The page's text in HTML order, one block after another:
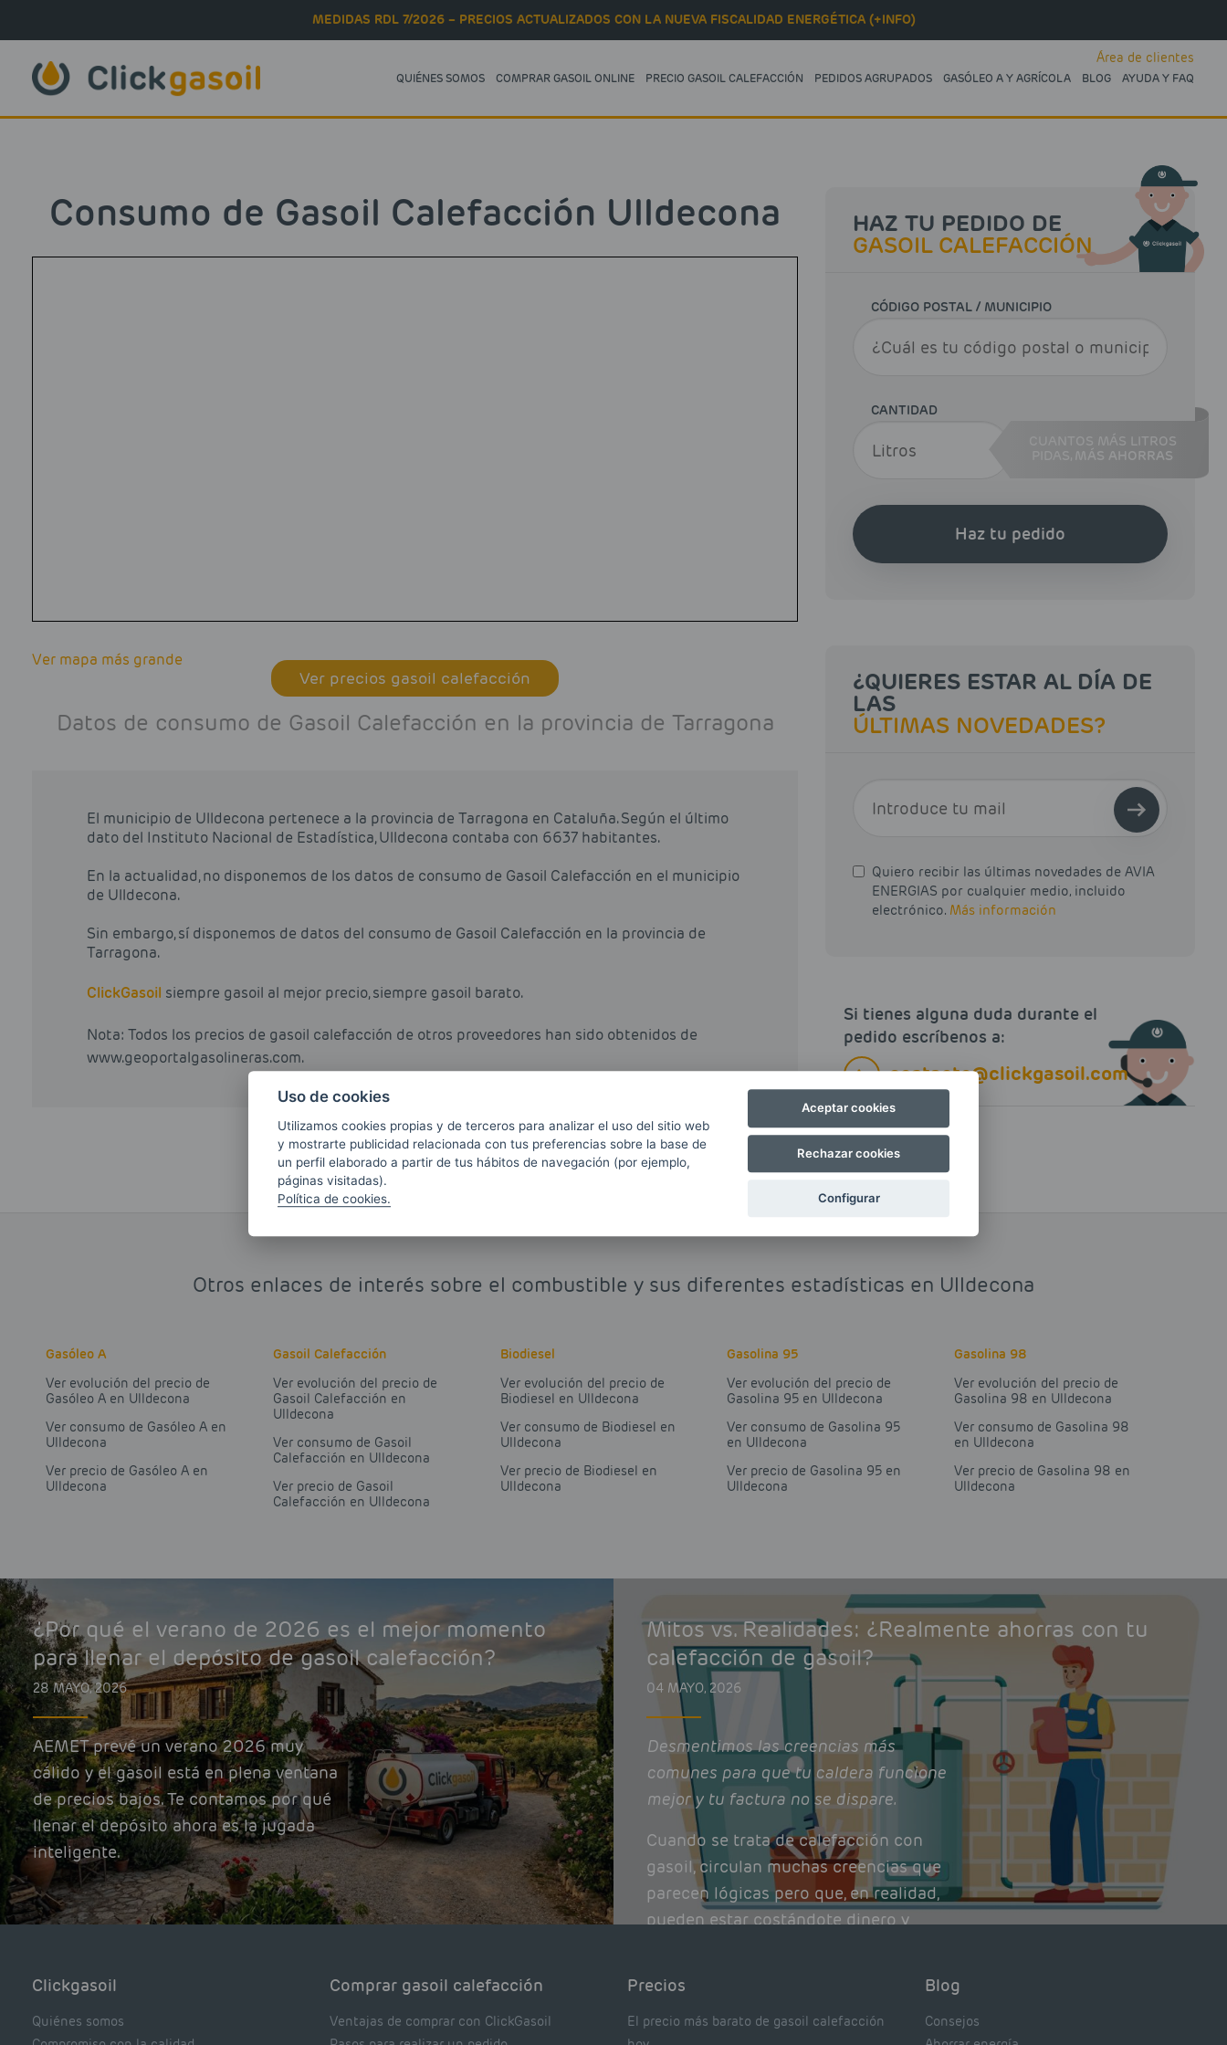
MEDIDAS RDL 7/2026 – PRECIOS ACTUALIZADOS CON LA NUEVA FISCALIDAD ENERGÉTICA (+INFO)
QUIÉNES SOMOS COMPRAR GASOIL ONLINE PRECIO GASOIL CALEFACCIÓN PEDIDOS AGRUPADOS GASÓLEO A Y AGRÍCOLA BLOG AYUDA Y FAQ
Área de clientes
Consumo de Gasoil Calefacción Ulldecona
Ver mapa más grande
Ver precios gasoil calefacción
Datos de consumo de Gasoil Calefacción en la provincia de Tarragona
El municipio de Ulldecona pertenece a la provincia de Tarragona en Cataluña. Según el último
dato del Instituto Nacional de Estadística, Ulldecona contaba con 6637 habitantes.
En la actualidad, no disponemos de los datos de consumo de Gasoil Calefacción en el municipio
de Ulldecona.
Sin embargo, sí disponemos de datos del consumo de Gasoil Calefacción en la provincia de
Tarragona.
ClickGasoil siempre gasoil al mejor precio, siempre gasoil barato.
Nota: Todos los precios de gasoil calefacción de otros proveedores han sido obtenidos de
www.geoportalgasolineras.com.
HAZ TU PEDIDO DE
GASOIL CALEFACCIÓN
CÓDIGO POSTAL / MUNICIPIO
CANTIDAD
CUANTOS MÁS LITROS
MÁS AHORRAS
Haz tu pedido
¿QUIERES ESTAR AL DÍA DE
LAS
ÚLTIMAS NOVEDADES?
Quiero recibir las últimas novedades de AVIA
ENERGIAS por cualquier medio, incluido
electrónico. Más información
Si tienes alguna duda durante el
pedido escríbenos a:
contacto@clickgasoil.com
Otros enlaces de interés sobre el combustible y sus diferentes estadísticas en Ulldecona
Gasóleo A
Ver evolución del precio de
Gasóleo A en Ulldecona
Ver consumo de Gasóleo A en
Ulldecona
Ver precio de Gasóleo A en
Ulldecona
Gasoil Calefacción
Ver evolución del precio de
Gasoil Calefacción en
Ulldecona
Ver consumo de Gasoil
Calefacción en Ulldecona
Ver precio de Gasoil
Calefacción en Ulldecona
Biodiesel
Ver evolución del precio de
Biodiesel en Ulldecona
Ver consumo de Biodiesel en
Ulldecona
Ver precio de Biodiesel en
Ulldecona
Gasolina 95
Ver evolución del precio de
Gasolina 95 en Ulldecona
Ver consumo de Gasolina 95
en Ulldecona
Ver precio de Gasolina 95 en
Ulldecona
Gasolina 98
Ver evolución del precio de
Gasolina 98 en Ulldecona
Ver consumo de Gasolina 98
en Ulldecona
Ver precio de Gasolina 98 en
Ulldecona
¿Por qué el verano de 2026 es el mejor momento
para llenar el depósito de gasoil calefacción?
28 MAYO, 2026
AEMET prevé un verano 2026 muy
cálido y el gasoil está en plena ventana
de precios bajos. Te contamos por qué
llenar el depósito ahora es la jugada
inteligente.
Mitos vs. Realidades: ¿Realmente ahorras con tu
calefacción de gasoil?
04 MAYO, 2026
Desmentimos las creencias más
comunes para que tu caldera funcione
mejor y tu factura no se dispare.
Cuando se trata de calefacción con
gasoil, circulan muchas creencias que
parecen lógicas pero que, en realidad,
pueden estar costándote dinero y
Clickgasoil
Quiénes somos
Comprar gasoil calefacción
Ventajas de comprar con ClickGasoil
Precios
El precio más barato de gasoil calefacción
Blog
Consejos
Uso de cookies
Utilizamos cookies propias y de terceros para analizar el uso del sitio web
y mostrarte publicidad relacionada con tus preferencias sobre la base de
un perfil elaborado a partir de tus hábitos de navegación (por ejemplo,
páginas visitadas).
Política de cookies.
Aceptar cookies
Rechazar cookies
Configurar